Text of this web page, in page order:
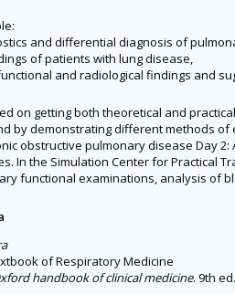
and differential diagnosis of
of patients with lung disease,
and radiological findings and
on getting both theoretical and
by demonstrating different methods
obstructive pulmonary disease Day
In the Simulation Center for Practical
functional examinations, analysis of
of Respiratory Medicine
handbook of clinical medicine. 9th